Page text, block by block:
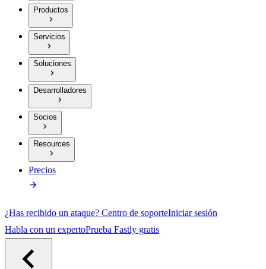
Productos
Servicios
Soluciones
Desarrolladores
Socios
Resources
Precios
¿Has recibido un ataque? Centro de soporteIniciar sesión
Habla con un expertoPrueba Fastly gratis